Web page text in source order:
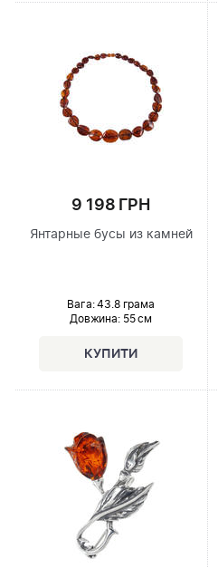
9 198 ГРН
Янтарные бусы из камней
Вага: 43.8 грама
Довжина:55 см